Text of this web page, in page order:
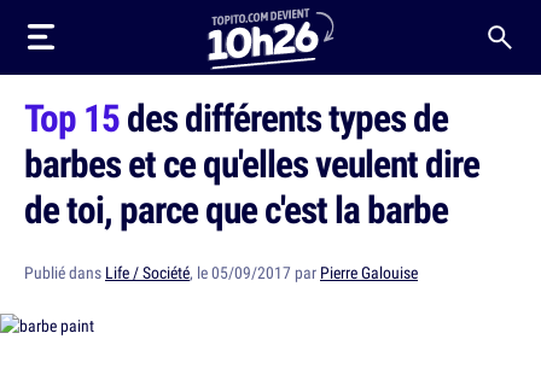
Top 15des différents types de
barbes et ce qu'elles veulent dire
de toi, parce que c'est la barbe
Publié dans Life / Société, le 05/09/2017 par Pierre Galouise